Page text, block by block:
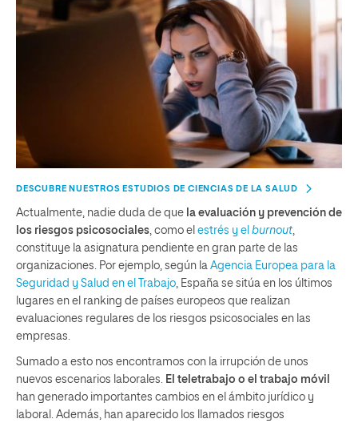
DESCUBRE NUESTROS ESTUDIOS DE CIENCIAS DE LA SALUD
Actualmente, nadie duda de que la evaluación y prevención de
los riesgos psicosociales , como el estrés y el burnout
constituye la asignatura pendiente en gran parte de las
organizaciones. Por ejemplo, según la Agencia Europea para la
Seguridad y Salud en el Trabajo , España se sitúa en los últimos
lugares en el ranking de países europeos que realizan
evaluaciones regulares de los riesgos psicosociales en las
empresas.
Sumado a esto nos encontramos con la irrupción de unos
nuevos escenarios laborales.
El teletrabajo o el trabajo móvil
han generado importantes cambios en el ámbito jurídico y
laboral. Además, han aparecido los llamados riesgos